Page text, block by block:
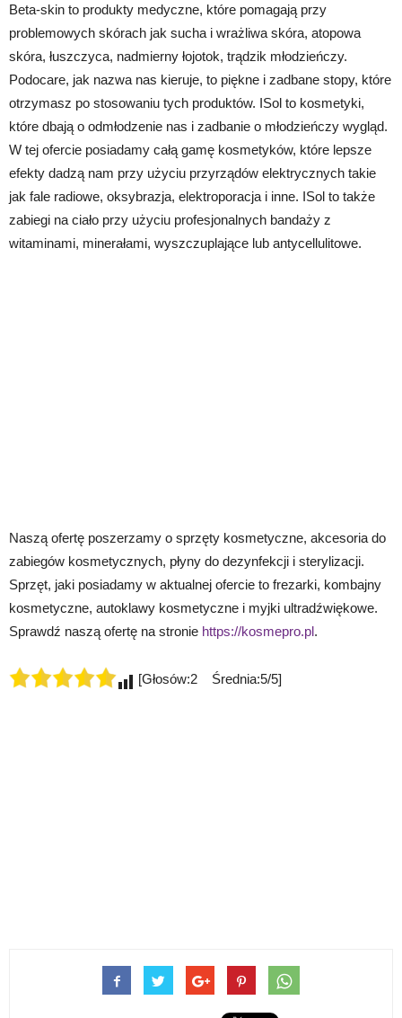
Beta-skin to produkty medyczne, które pomagają przy
problemowych skórach jak sucha i wrażliwa skóra, atopowa
skóra, łuszczyca, nadmierny łojotok, trądzik młodzieńczy.
Podocare, jak nazwa nas kieruje, to piękne i zadbane stopy, które
otrzymasz po stosowaniu tych produktów. ISol to kosmetyki,
które dbają o odmłodzenie nas i zadbanie o młodzieńczy wygląd.
W tej ofercie posiadamy całą gamę kosmetyków, które lepsze
efekty dadzą nam przy użyciu przyrządów elektrycznych takie
jak fale radiowe, oksybrazja, elektroporacja i inne. ISol to także
zabiegi na ciało przy użyciu profesjonalnych bandaży z
witaminami, minerałami, wyszczuplające lub antycellulitowe.
Naszą ofertę poszerzamy o sprzęty kosmetyczne, akcesoria do
zabiegów kosmetycznych, płyny do dezynfekcji i sterylizacji.
Sprzęt, jaki posiadamy w aktualnej ofercie to frezarki, kombajny
kosmetyczne, autoklawy kosmetyczne i myjki ultradźwiękowe.
Sprawdź naszą ofertę na stronie https://kosmepro.pl.
[Głosów:2 Średnia:5/5]